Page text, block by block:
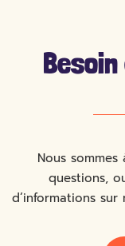
Nous
questions,
d’informations